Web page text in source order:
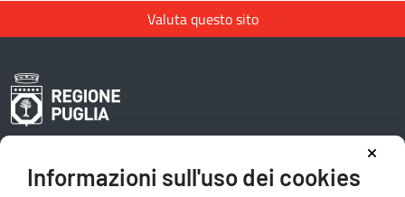
Informazioni sull'uso dei cookies
Valuta questo sito
Area riservata redattori